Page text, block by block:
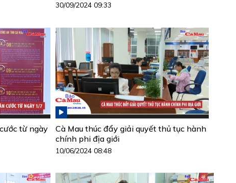
30/09/2024 09:33
từ ngày
Cà Mau thúc đẩy giải quyết thủ tục hành
chính phi địa giới
10/06/2024 08:48